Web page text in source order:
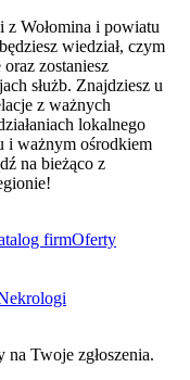
Wołomina i powiatu
wiedział, czym
zostaniesz
służb. Znajdziesz u
z ważnych
lokalnego
i ważnym ośrodkiem
na bieżąco z
firmOferty
na Twoje zgłoszenia.